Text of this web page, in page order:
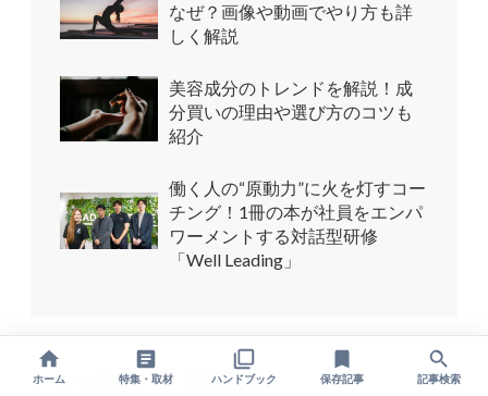
なぜ？画像や動画でやり方も詳
しく解説
美容成分のトレンドを解説！成
分買いの理由や選び方のコツも
紹介
働く人の“原動力”に火を灯すコー
チング！1冊の本が社員をエンパ
ワーメントする対話型研修
「Well Leading」
よく読まれている記事
ホーム 特集・取材 ハンドブック 保存記事 記事検索